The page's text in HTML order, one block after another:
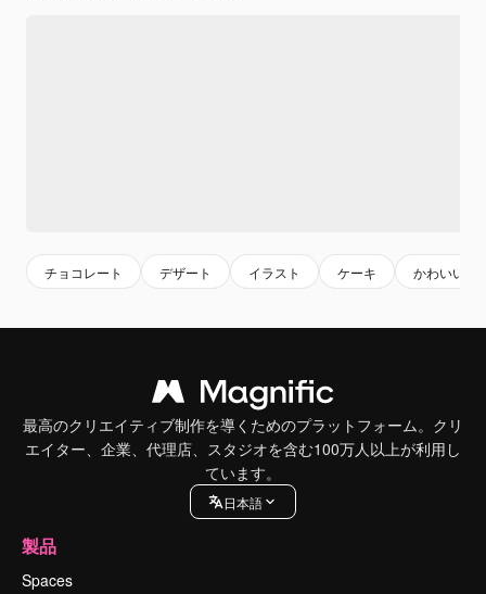
チョコレート デザート イラスト ケーキ かわいいデ
最高のクリエイティブ制作を導くためのプラットフォーム。クリ
エイター、企業、代理店、スタジオを含む100万人以上が利用し
ています。
日本語
製品
Spaces